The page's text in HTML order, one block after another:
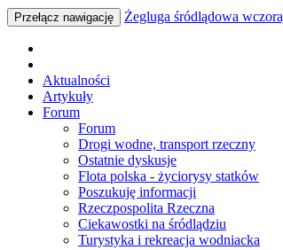
Przełącz nawigację Żegluga śródlądowa
Aktualności
Artykuły
Forum
Forum
Drogi wodne, transport rzeczny
Ostatnie dyskusje
Flota polska - życiorysy statków
Poszukuję informacji
Rzeczpospolita Rzeczna
Ciekawostki na śródlądziu
Turystyka i rekreacja wodniacka